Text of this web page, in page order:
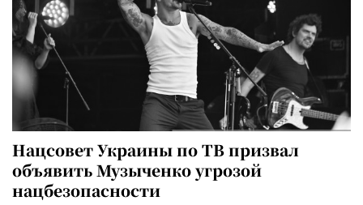
Нацсовет Украины по ТВ призвал
объявить Музыченко угрозой
нацбезопасности